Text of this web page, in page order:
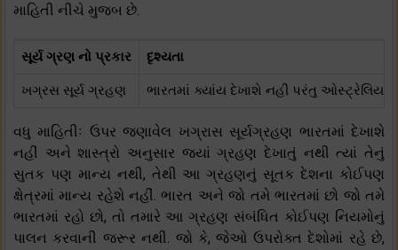
માહિતી નીચે મુજબ છે.
સૂર્ય ગ્રણ નો પ્રકાર દૃશ્યતા
ખગ્રસ સૂર્ય ગ્રહણ ભારતમાં ક્યાંય દેખાશે નહીં પરંતુ ઓસ્ટ્રેલિયા,
વધુ માહિતીઃ ઉપર જણાવેલ ખગ્રાસ સૂર્યગ્રહણ ભારતમાં દેખાશે
નહીં અને શાસ્ત્રો અનુસાર જ્યાં ગ્રહણ દેખાતું નથી ત્યાં તેનું
સુતક પણ માન્ય નથી, તેથી આ ગ્રહણનું સૂતક દેશના કોઈપણ
ક્ષેત્રમાં માન્ય રહેશે નહીં. ભારત અને જો તમે ભારતમાં છો જો તમે
ભારતમાં રહો છો, તો તમારે આ ગ્રહણ સંબંધિત કોઈપણ નિયમોનું
પાલન કરવાની જરૂર નથી. જો કે, જેઓ ઉપરોક્ત દેશોમાં રહે છે,